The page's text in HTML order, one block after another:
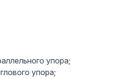
упора;
упора;